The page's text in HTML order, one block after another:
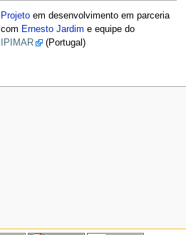
Projetoem desenvolvimento em parceria
com Ernesto Jardim e equipe do
IPIMAR
(Portugal)